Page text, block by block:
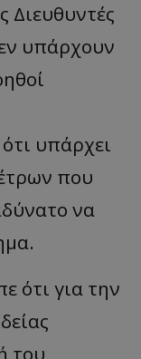
Διευθυντές
υπάρχουν
υπάρχει
που
να
ότι για την
του